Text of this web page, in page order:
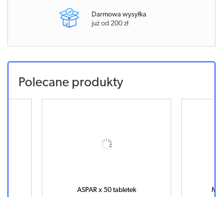
Darmowa wysyłka
już od 200 zł
Polecane produkty
ASPAR x 50 tabletek